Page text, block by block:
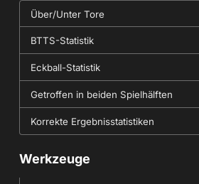
Über/Unter Tore
BTTS-Statistik
Eckball-Statistik
Getroffen in beiden Spielhälften
Korrekte Ergebnisstatistiken
Werkzeuge